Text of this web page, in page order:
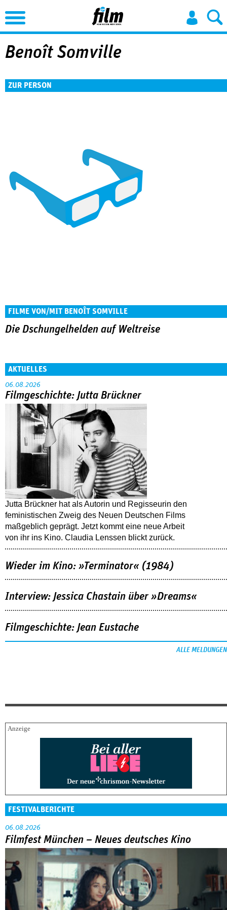
Jump to Navigation
Benoît Somville
ZUR PERSON
FILME VON/MIT BENOÎT SOMVILLE
Die Dschungelhelden auf Weltreise
AKTUELLES
06.08.2026
Filmgeschichte: Jutta Brückner
Jutta Brückner hat als Autorin und Regisseurin den
feministischen Zweig des Neuen Deutschen Films
maßgeblich geprägt. Jetzt kommt eine neue Arbeit
von ihr ins Kino. Claudia Lenssen blickt zurück.
Wieder im Kino: »Terminator« (1984)
Interview: Jessica Chastain über »Dreams«
Filmgeschichte: Jean Eustache
ALLE MELDUNGEN
FESTIVALBERICHTE
06.08.2026
Filmfest München – Neues deutsches Kino